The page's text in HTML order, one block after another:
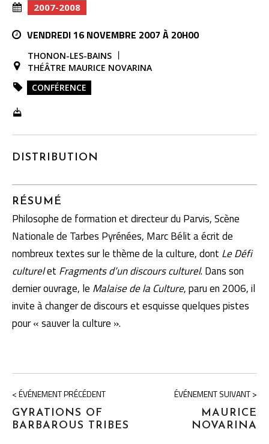
2007-2008
VENDREDI 16 NOVEMBRE 2007 À 20H00
THONON-LES-BAINS
THÉÂTRE MAURICE NOVARINA
CONFÉRENCE
DISTRIBUTION
RÉSUMÉ
Philosophe de formation et directeur du Parvis, Scène
Nationale de Tarbes Pyrénées, Marc Bélit a écrit de
nombreux textes sur le thème de la culture, dont Le Défi
culturelet Fragments d’un discours culturel. Dans son
dernier ouvrage, le Malaise de la Culture, paru en 2006, il
invite à changer de discours et esquisse quelques pistes
pour « sauver la culture ».
< ÉVÉNEMENT PRÉCÉDENT
GYRATIONS OF
BARBAROUS TRIBES
ÉVÉNEMENT SUIVANT >
MAURICE
NOVARINA